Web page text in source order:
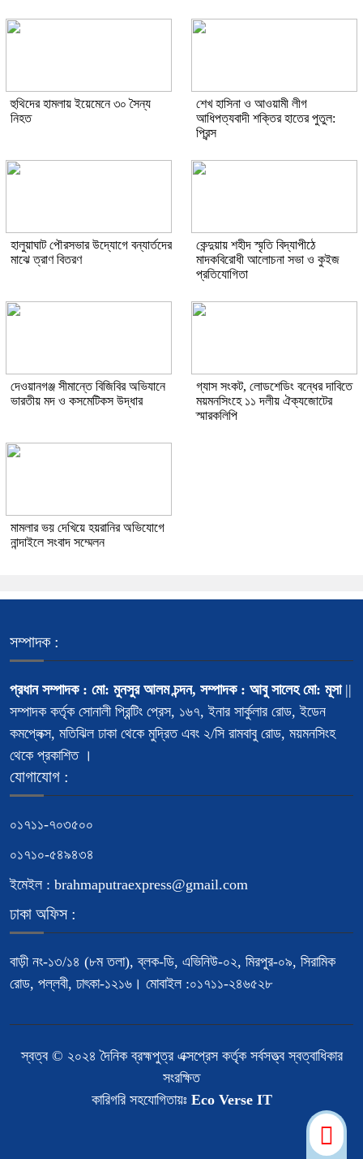
হুথিদের হামলায় ইয়েমেনে ৩০ সৈন্য
নিহত
শেখ হাসিনা ও আওয়ামী লীগ
আধিপত্যবাদী শক্তির হাতের পুতুল:
প্রিন্স
হালুয়াঘাট পৌরসভার উদ্যোগে বন্যার্তদের
মাঝে ত্রাণ বিতরণ
কেন্দুয়ায় শহীদ স্মৃতি বিদ্যাপীঠে
মাদকবিরোধী আলোচনা সভা ও কুইজ
প্রতিযোগিতা
দেওয়ানগঞ্জ সীমান্তে বিজিবির অভিযানে
ভারতীয় মদ ও কসমেটিকস উদ্ধার
গ্যাস সংকট, লোডশেডিং বন্ধের দাবিতে
ময়মনসিংহে ১১ দলীয় ঐক্যজোটের
স্মারকলিপি
মামলার ভয় দেখিয়ে হয়রানির অভিযোগে
নান্দাইলে সংবাদ সম্মেলন
সম্পাদক :
প্রধান সম্পাদক : মো: মুনসুর আলম চন্দন, সম্পাদক : আবু সালেহ মো: মূসা||
সম্পাদক কর্তৃক সোনালী প্রিন্টিং প্রেস, ১৬৭, ইনার সার্কুলার রোড, ইডেন
কমপ্লেক্স, মতিঝিল ঢাকা থেকে মুদ্রিত এবং ২/সি রামবাবু রোড, ময়মনসিংহ
থেকে প্রকাশিত ।
যোগাযোগ :
০১৭১১-৭০৩৫০০
০১৭১০-৫৪৯৪৩৪
ইমেইল : brahmaputraexpress@gmail.com
ঢাকা অফিস :
বাড়ী নং-১৩/১৪ (৮ম তলা), ব্লক-ডি, এভিনিউ-০২, মিরপুর-০৯, সিরামিক
রোড, পল্লবী, ঢাৎকা-১২১৬। মোবাইল :০১৭১১-২৪৬৫২৮
স্বত্ব © ২০২৪ দৈনিক ব্রহ্মপুত্র এক্সপ্রেস কর্তৃক সর্বসত্ত্ব স্বত্বাধিকার
সংরক্ষিত
কারিগরি সহযোগিতায়ঃ Eco Verse IT